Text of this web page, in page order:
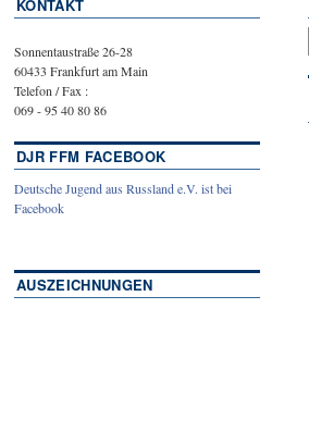
KONTAKT
Sonnentaustraße 26-28
60433 Frankfurt am Main
Telefon / Fax :
069 - 95 40 80 86
DJR FFM FACEBOOK
Deutsche Jugend aus Russland e.V. ist bei
Facebook
AUSZEICHNUNGEN